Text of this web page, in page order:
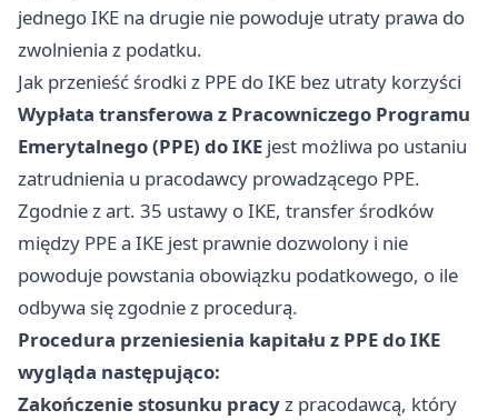
jednego IKE na drugie nie powoduje utraty prawa do
zwolnienia z podatku.
Jak przenieść środki z PPE do IKE bez utraty korzyści
Wypłata transferowa z Pracowniczego Programu
Emerytalnego (PPE) do IKE jest możliwa po ustaniu
zatrudnienia u pracodawcy prowadzącego PPE.
Zgodnie z art. 35 ustawy o IKE, transfer środków
między PPE a IKE jest prawnie dozwolony i nie
powoduje powstania obowiązku podatkowego, o ile
odbywa się zgodnie z procedurą.
Procedura przeniesienia kapitału z PPE do IKE
wygląda następująco:
Zakończenie stosunku pracyz pracodawcą, który